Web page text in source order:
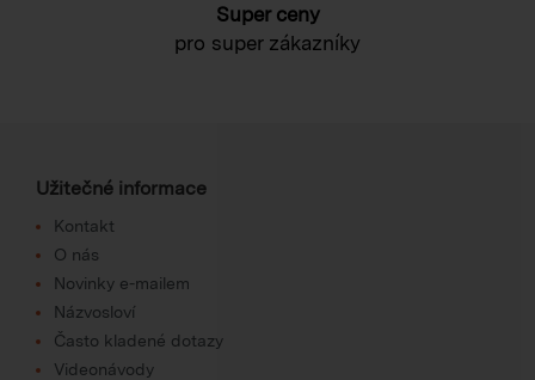
Super ceny
pro super zákazníky
Užitečné informace
Kontakt
O nás
Novinky e-mailem
Názvosloví
Často kladené dotazy
Videonávody